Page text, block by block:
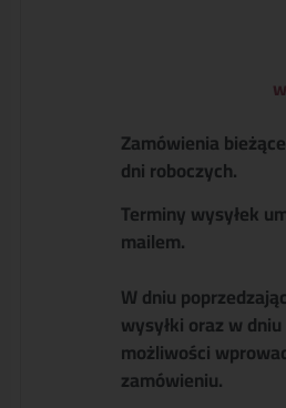
Zamówienia
dni roboczych.
Terminy wysyłek
mailem.
W dniu
wysyłki oraz w
możliwości
zamówieniu.